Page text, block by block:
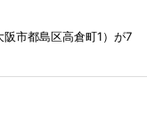
市都島区高倉町1）が7